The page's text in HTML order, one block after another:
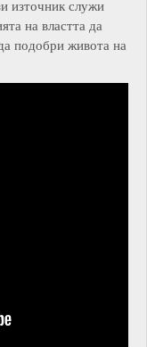
източник служи
на властта да
подобри живота на